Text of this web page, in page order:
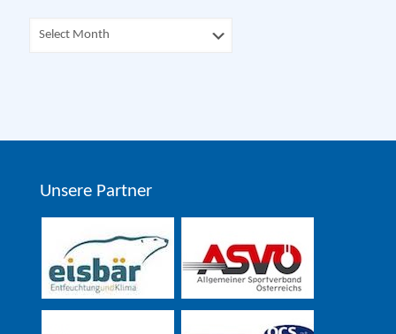
Unsere Partner